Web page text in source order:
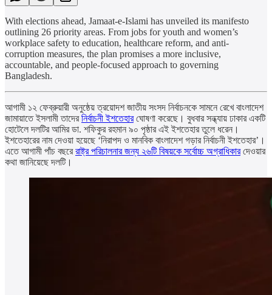
With elections ahead, Jamaat-e-Islami has unveiled its manifesto
outlining 26 priority areas. From jobs for youth and women’s
workplace safety to education, healthcare reform, and anti-
corruption measures, the plan promises a more inclusive,
accountable, and people-focused approach to governing
Bangladesh.
আগামী ১২ ফেব্রুয়ারী অনুষ্ঠেয় ত্রয়োদশ জাতীয় সংসদ নির্বাচনকে সামনে রেখে বাংলাদেশ
জামায়াতে ইসলামী তাদেরনির্বাচনী ইশতেহারঘোষণা করেছে। বুধবার সন্ধ্যায় ঢাকার একটি
হোটেলে দলটির আমির ডা. শফিকুর রহমান ৯০ পৃষ্ঠার এই ইশতেহার তুলে ধরেন।
ইশতেহারের নাম দেওয়া হয়েছে ‘নিরাপদ ও মানবিক বাংলাদেশ গড়ার নির্বাচনী ইশতেহার’।
এতে আগামী পাঁচ বছরেরাষ্ট্র পরিচালনার জন্য ২৬টি বিষয়কে সর্বোচ্চ অগ্রাধিকারদেওয়ার
কথা জানিয়েছে দলটি।